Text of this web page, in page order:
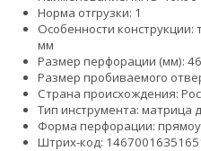
Норма отгрузки: 1
Особенности конструкции:
мм
Размер перфорации (мм):
Размер пробиваемого
Страна происхождения:
Тип инструмента: матрица
Форма перфорации:
Штрих-код: